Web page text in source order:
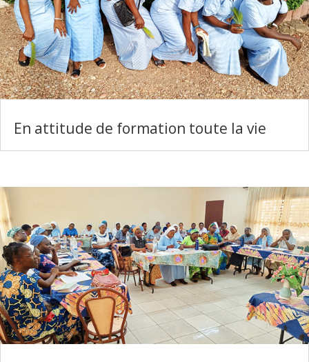
En attitude de formation toute la vie